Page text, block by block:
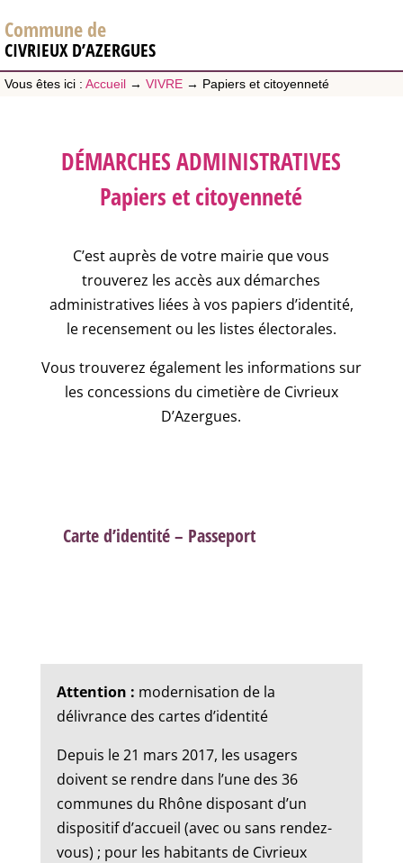
Commune de
CIVRIEUX D’AZERGUES
Vous êtes ici : Accueil → VIVRE → Papiers et citoyenneté
DÉMARCHES ADMINISTRATIVES
Papiers et citoyenneté
C’est auprès de votre mairie que vous
trouverez les accès aux démarches
administratives liées à vos papiers d’identité,
le recensement ou les listes électorales.
Vous trouverez également les informations sur
les concessions du cimetière de Civrieux
D’Azergues.
Carte d’identité – Passeport
Attention : modernisation de la
délivrance des cartes d’identité
Depuis le 21 mars 2017, les usagers
doivent se rendre dans l’une des 36
communes du Rhône disposant d’un
dispositif d’accueil (avec ou sans rendez-
vous) ; pour les habitants de Civrieux